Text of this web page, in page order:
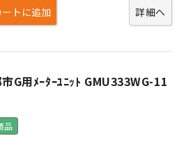
詳細へ
トに追加
G用ﾒｰﾀｰﾕﾆｯﾄ GMU333WG-11
品